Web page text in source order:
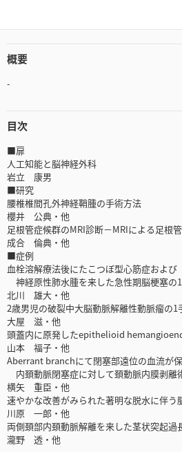
概要
-
目次
■扉
人工知能と脳神経外科
岩立 康男
■研究
腰椎椎間孔外神経鞘腫の手術方法
櫻井 公典・他
足根管症候群のMRI診断－MRIによる足根
成合 倫典・他
■症例
血栓溶解療法後にたこつぼ型心筋症および
神経原性肺水腫を来した急性期脳梗塞の
北川 雄大・他
2歳男児の破裂中大脳動脈解離性動脈瘤の1
大屋 滋・他
頭蓋内に原発したepithelioid
山本 福子・他
Aberrant branchにて閉塞部遠位の血流が
内頚動脈閉塞症に対して頚動脈内膜剥離
横矢 重臣・他
速やかな改善がみられた著明な脱水に伴う
川原 一郎・他
両側頚部内頚動脈解離を来した茎状突起過
瀧野 透・他